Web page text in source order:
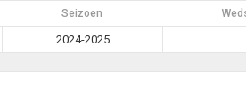
Seizoen
2024-2025